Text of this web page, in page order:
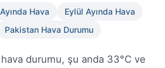
Hava
Eylül Ayında Hava
Pakistan Hava Durumu
durumu, şu anda 33°C ve